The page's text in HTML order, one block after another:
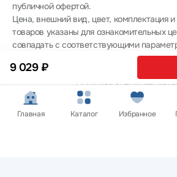
9 029 ₽
публичной офертой.
Цена, внешний вид, цвет, комплектация и
товаров указаны для ознакомительных
совпадать с соответствующими
товаров - уточняйте информацию у
оформлении заказа.
Политика
© 2012 — 2026 ООО «Эпл
Главная Каталог Избранное